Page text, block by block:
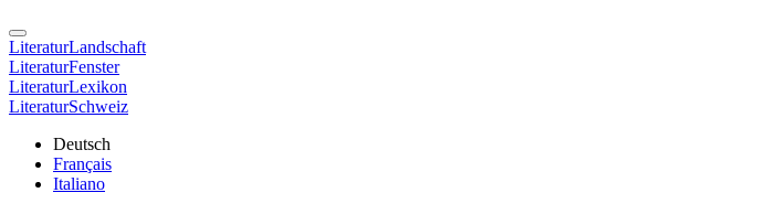
LiteraturLandschaft
LiteraturFenster
LiteraturLexikon
LiteraturSchweiz
Deutsch
Français
Italiano